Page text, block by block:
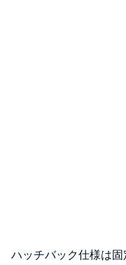
ハッチバック仕様は